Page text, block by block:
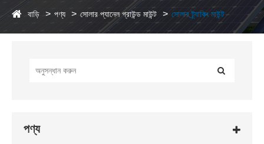
বাড়ি পণ্য সোলার প্যানেল গ্রাউন্ড মাউন্ট সোলার ট্র্যাকিং মাউন্ট
পণ্য